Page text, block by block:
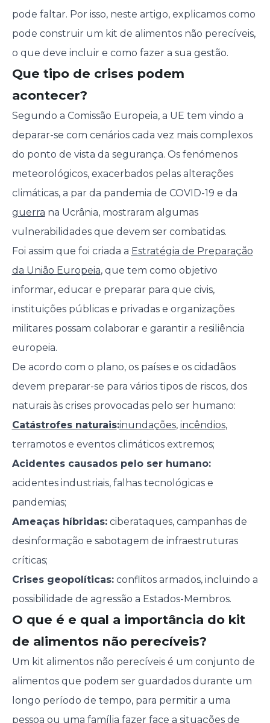
pode faltar. Por isso, neste artigo, explicamos como
pode construir um kit de alimentos não perecíveis,
o que deve incluir e como fazer a sua gestão.
Que tipo de crises podem
acontecer?
Segundo a Comissão Europeia, a UE tem vindo a
deparar-se com cenários cada vez mais complexos
do ponto de vista da segurança. Os fenómenos
meteorológicos, exacerbados pelas alterações
climáticas, a par da pandemia de COVID-19 e da
guerra na Ucrânia, mostraram algumas
vulnerabilidades que devem ser combatidas.
Foi assim que foi criada a Estratégia de Preparação
da União Europeia, que tem como objetivo
informar, educar e preparar para que civis,
instituições públicas e privadas e organizações
militares possam colaborar e garantir a resiliência
europeia.
De acordo com o plano, os países e os cidadãos
devem preparar-se para vários tipos de riscos, dos
naturais às crises provocadas pelo ser humano:
Catástrofes naturais:inundações, incêndios,
terramotos e eventos climáticos extremos;
Acidentes causados pelo ser humano:
acidentes industriais, falhas tecnológicas e
pandemias;
Ameaças híbridas:ciberataques, campanhas de
desinformação e sabotagem de infraestruturas
críticas;
Crises geopolíticas:conflitos armados, incluindo a
possibilidade de agressão a Estados-Membros.
O que é e qual a importância do kit
de alimentos não perecíveis?
Um kit alimentos não perecíveis é um conjunto de
alimentos que podem ser guardados durante um
longo período de tempo, para permitir a uma
pessoa ou uma família fazer face a situações de